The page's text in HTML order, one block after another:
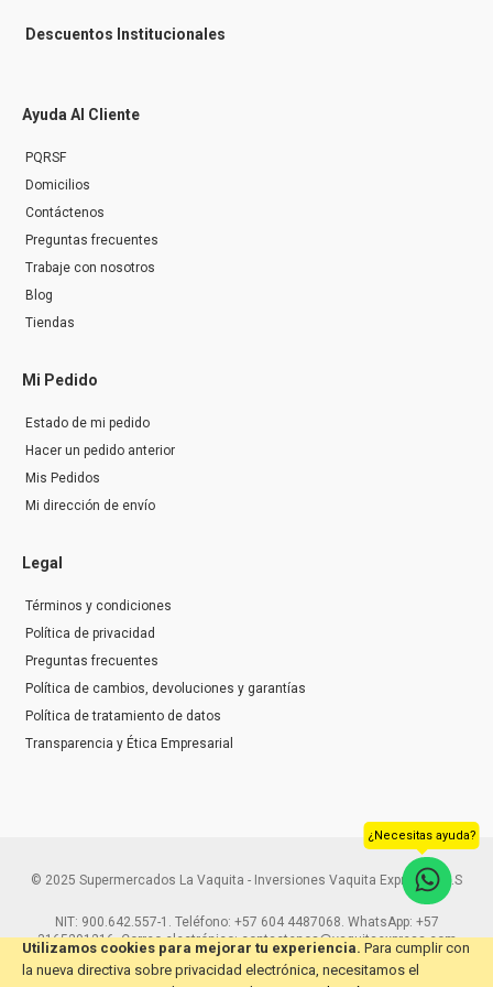
Utilizamos cookies para mejorar tu experiencia. Para cumplir con
la nueva directiva sobre privacidad electrónica, necesitamos el
Descuentos Institucionales
Ayuda Al Cliente
PQRSF
Domicilios
Contáctenos
Preguntas frecuentes
Trabaje con nosotros
Blog
Tiendas
Mi Pedido
Estado de mi pedido
Hacer un pedido anterior
Mis Pedidos
Mi dirección de envío
Legal
Términos y condiciones
Política de privacidad
Preguntas frecuentes
Política de cambios, devoluciones y garantías
Política de tratamiento de datos
Transparencia y Ética Empresarial
© 2025 Supermercados La Vaquita - Inversiones Vaquita Express S.A.S
NIT: 900.642.557-1. Teléfono: +57 604 4487068. WhatsApp: +57
3165291216. Correo electrónico: contactenos@vaquitaexpress.com
¿Necesitas ayuda?